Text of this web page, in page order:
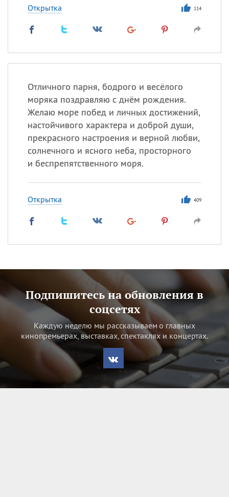
Открытка 114
Отличного парня, бодрого и весёлого
моряка поздравляю с днём рождения.
Желаю море побед и личных достижений,
настойчивого характера и доброй души,
прекрасного настроения и верной любви,
солнечного и ясного неба, просторного
и беспрепятственного моря.
Открытка 409
Подпишитесь на обновления в
соцсетях
Каждую неделю мы рассказываем о главных
кинопремьерах, выставках, спектаклях и концертах.